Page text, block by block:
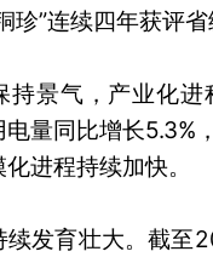
珍”连续四年获评
持景气，产业化
电量同比增长5.3%
进程持续加快。
续发育壮大。截至